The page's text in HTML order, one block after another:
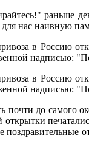
раньше
нас наивную
в Россию
надписью:
в Россию
надписью:
почти до самого